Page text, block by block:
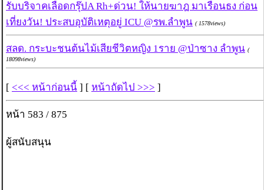
รับบริจาคเลือดกรุ๊ปA Rh+ด่วน! ให้นายฆาฎ มาเรือนธง ก่อน
เที่ยงวัน! ประสบอุบัติเหตุอยู่ ICU @รพ.ลำพูน ( 1578views)
สลด. กระบะชนต้นไม้เสียชีวิตหญิง 1ราย @ป่าซาง ลำพูน (
18098views)
[ <<< หน้าก่อนนี้ ] [ หน้าถัดไป >>> ]
หน้า 583 / 875
ผู้สนับสนุน